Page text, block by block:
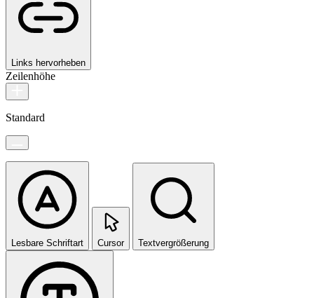
Links hervorheben
Zeilenhöhe
Standard
Lesbare Schriftart Cursor Textvergrößerung